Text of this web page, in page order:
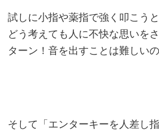
試しに小指や薬指で強く叩こう
どう考えても人に不快な思いを
ターン！音を出すことは難しいの
そして「エンターキーを人差し